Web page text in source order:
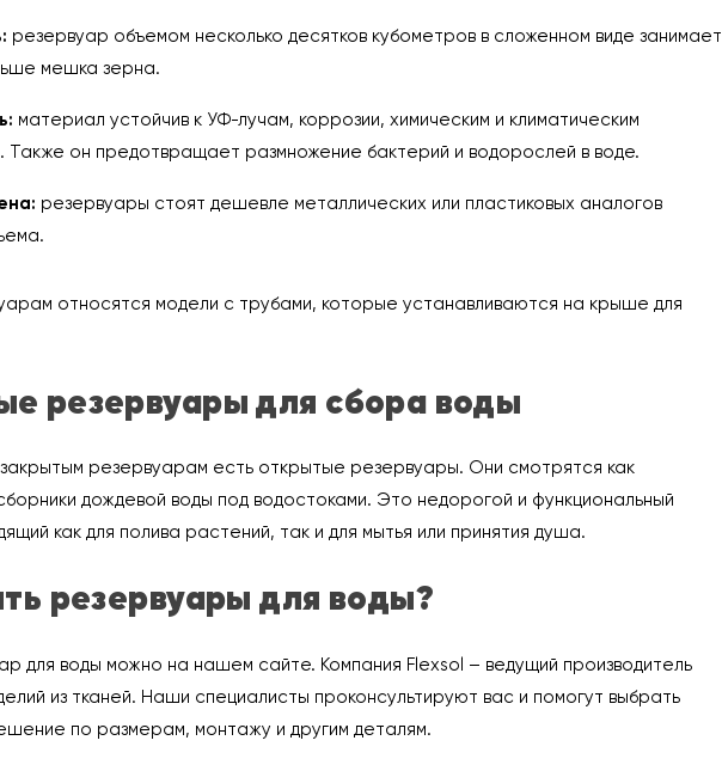
резервуар объемом несколько десятков кубометров в сложенном виде занимает
мешка зерна.
материал устойчив к УФ-лучам, коррозии, химическим и климатическим
Также он предотвращает размножение бактерий и водорослей в воде.
резервуары стоят дешевле металлических или пластиковых аналогов
относятся модели с трубами, которые устанавливаются на крыше для
резервуары для сбора воды
резервуарам есть открытые резервуары. Они смотрятся как
дождевой воды под водостоками. Это недорогой и функциональный
как для полива растений, так и для мытья или принятия душа.
резервуары для воды?
для воды можно на нашем сайте. Компания Flexsol – ведущий производитель
из тканей. Наши специалисты проконсультируют вас и помогут выбрать
по размерам, монтажу и другим деталям.